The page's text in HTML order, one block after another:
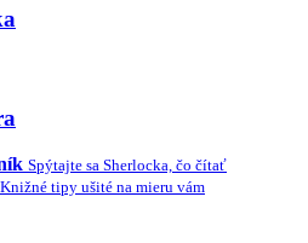
Spýtajte sa Sherlocka, čo čítať
Knižné tipy ušité na mieru vám